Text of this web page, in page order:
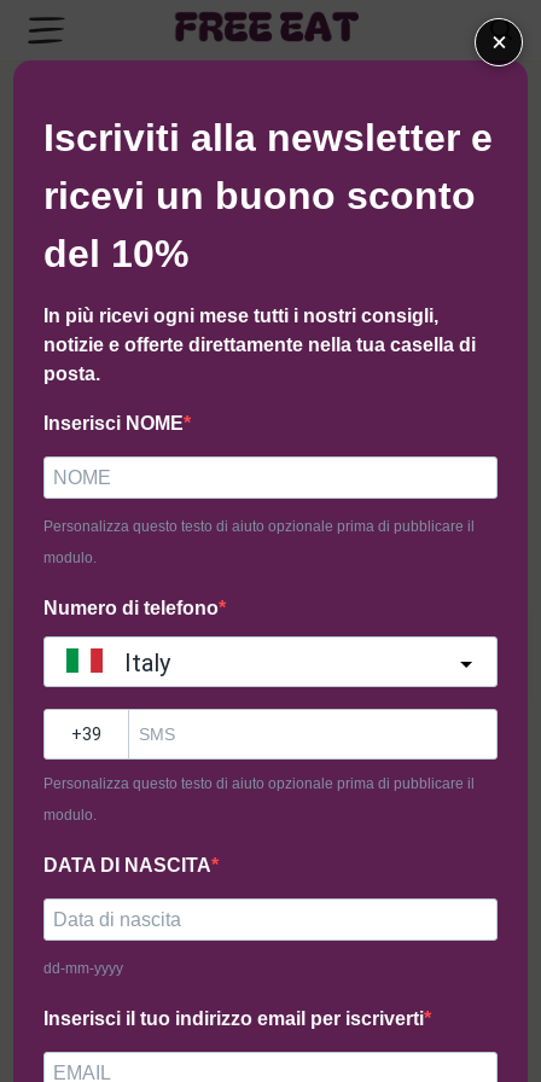
×
Iscriviti alla newsletter e
ricevi un buono sconto
del 10%
In più ricevi ogni mese tutti i nostri consigli,
notizie e offerte direttamente nella tua casella di
posta.
Inserisci NOME
Personalizza questo testo di aiuto opzionale prima di pubblicare il
modulo.
Numero di telefono
Italy
Personalizza questo testo di aiuto opzionale prima di pubblicare il
modulo.
DATA DI NASCITA
dd-mm-yyyy
Inserisci il tuo indirizzo email per iscriverti
New Food Gluten Free
LOCALITÀ
Roma - Spedizioni in tutta
per ciascun laboratorio è di
29€.
100% Senza Glutine, Fresco